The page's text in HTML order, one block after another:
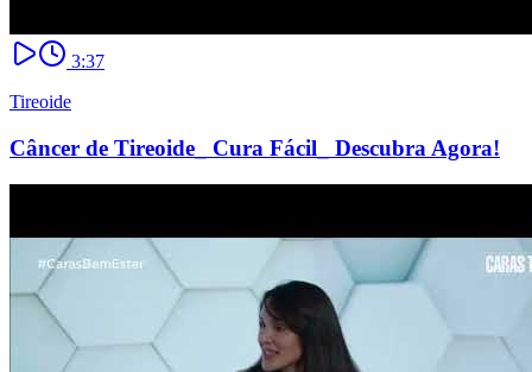
3:37
Tireoide
Câncer de Tireoide_ Cura Fácil_ Descubra Agora!